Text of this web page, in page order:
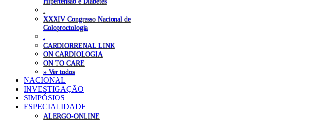
XXXIV Congresso Nacional de
Coloproctologia
CARDIORRENAL LINK
ON CARDIOLOGIA
ON TO CARE
» Ver todos
NACIONAL
INVESTIGAÇÃO
SIMPÓSIOS
ESPECIALIDADE
ALERGO-ONLINE